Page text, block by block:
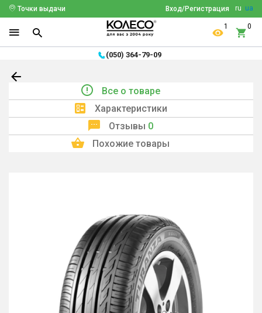
ru ua
Вход/Регистрация
Точки выдачи
1 0
(050) 364-79-09
Все о товаре
Характеристики
Отзывы 0
Похожие товары